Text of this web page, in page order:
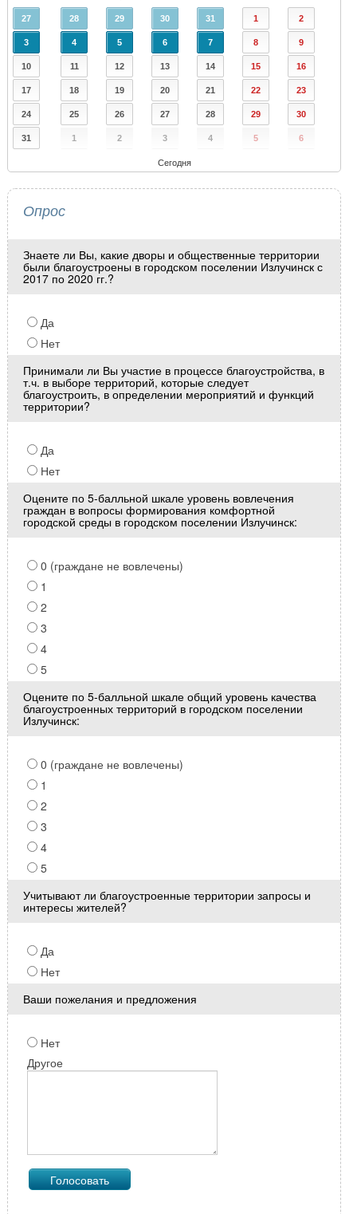
27 28 29 30 31 1 2
3 4 5 6 7 8 9
10 11 12 13 14 15 16
17 18 19 20 21 22 23
24 25 26 27 28 29 30
31 1 2 3 4 5 6
Сегодня
Опрос
Знаете ли Вы, какие дворы и общественные территории
были благоустроены в городском поселении Излучинск с
2017 по 2020 гг.?
Да
Нет
Принимали ли Вы участие в процессе благоустройства, в
т.ч. в выборе территорий, которые следует
благоустроить, в определении мероприятий и функций
территории?
Да
Нет
Оцените по 5-балльной шкале уровень вовлечения
граждан в вопросы формирования комфортной
городской среды в городском поселении Излучинск:
0 (граждане не вовлечены)
1
2
3
4
5
Оцените по 5-балльной шкале общий уровень качества
благоустроенных территорий в городском поселении
Излучинск:
0 (граждане не вовлечены)
1
2
3
4
5
Учитывают ли благоустроенные территории запросы и
интересы жителей?
Да
Нет
Ваши пожелания и предложения
Нет
Другое